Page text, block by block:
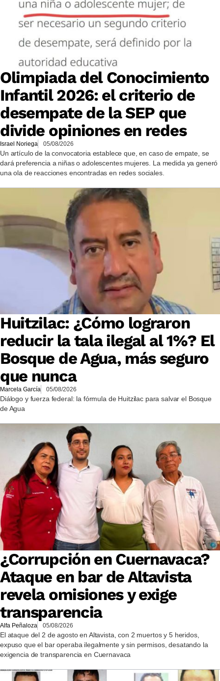
Olimpiada del Conocimiento
Infantil 2026: el criterio de
desempate de la SEP que
divide opiniones en redes
Israel Noriega 05/08/2026
Un artículo de la convocatoria establece que, en caso de empate, se
dará preferencia a niñas o adolescentes mujeres. La medida ya generó
una ola de reacciones encontradas en redes sociales.
Huitzilac: ¿Cómo lograron
reducir la tala ilegal al 1%? El
Bosque de Agua, más seguro
que nunca
Marcela García 05/08/2026
Diálogo y fuerza federal: la fórmula de Huitzilac para salvar el Bosque
de Agua
¿Corrupción en Cuernavaca?
Ataque en bar de Altavista
revela omisiones y exige
transparencia
Alfa Peñaloza 05/08/2026
El ataque del 2 de agosto en Altavista, con 2 muertos y 5 heridos,
expuso que el bar operaba ilegalmente y sin permisos, desatando la
exigencia de transparencia en Cuernavaca